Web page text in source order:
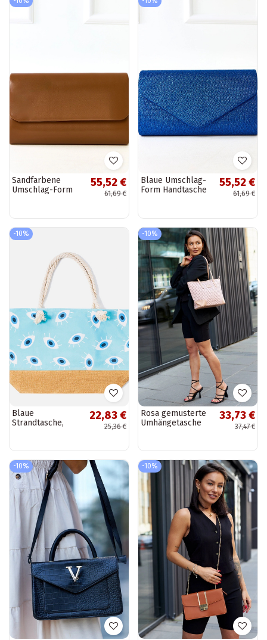
Sandfarbene
Umschlag-Form
55,52 €
61,69 €
Blaue Umschlag-
Form Handtasche
55,52 €
61,69 €
-10%
Blaue
Strandtasche,
22,83 €
25,36 €
-10%
Rosa gemusterte
Umhängetasche
33,73 €
37,47 €
-10% -10%